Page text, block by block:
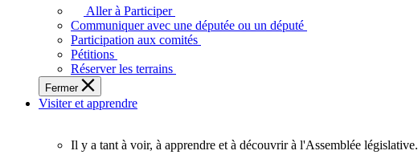
fonctionner
plein
potentiel,
l'Assemblée
a
besoin
Aller à Participer
Communiquer avec une députée ou un député
Participation aux comités
Pétitions
Réserver les terrains
Fermer
Visiter et apprendre
Il y a tant à voir, à apprendre et à découvrir à l'Assemblée législative.